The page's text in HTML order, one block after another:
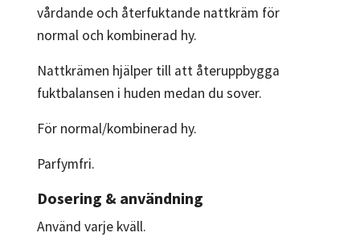
vårdande och återfuktande nattkräm för
normal och kombinerad hy.
Nattkrämen hjälper till att återuppbygga
fuktbalansen i huden medan du sover.
För normal/kombinerad hy.
Parfymfri.
Dosering & användning
Använd varje kväll.